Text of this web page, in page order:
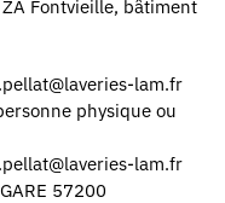
Fontvieille, bâtiment
lam.fr
physique ou
lam.fr
57200